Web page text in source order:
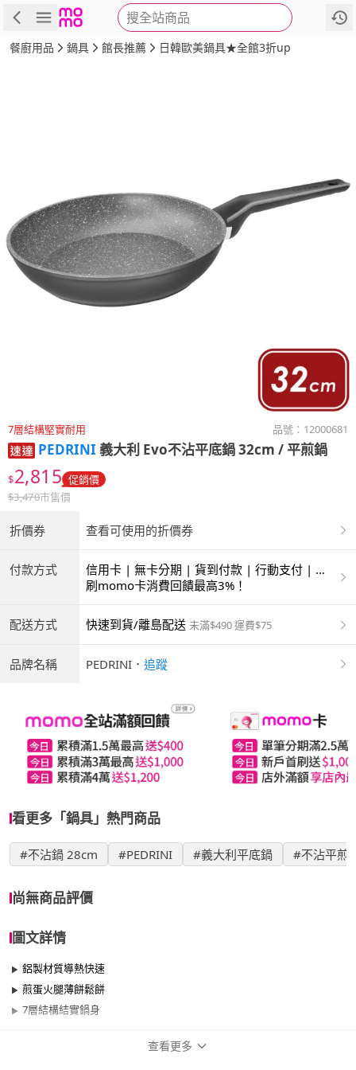
搜全站商品
商品 評價 詳情
餐廚用品 鍋具 館長推薦 日韓歐美鍋具★全館3折up
7層結構堅實耐用 品號： 12000681
PEDRINI 義大利 Evo不沾平底鍋 32cm / 平煎鍋
$2,815 促銷價
$3,470市售價
折價券 查看可使用的折價券
付款方式
信用卡 | 無卡分期 | 貨到付款 | 行動支付 | 超
商付款 | ATM | 銀聯卡
刷momo卡消費回饋最高3%！
配送方式 快速到貨/離島配送 未滿$490 運費$75
品牌名稱 PEDRINI ． 追蹤
看更多「鍋具」熱門商品
#不沾鍋 28cm #PEDRINI #義大利平底鍋 #不沾平煎
尚無商品評價
圖文詳情
鋁製材質導熱快速
煎蛋火腿薄餅鬆餅
7層結構結實鍋身
查看更多